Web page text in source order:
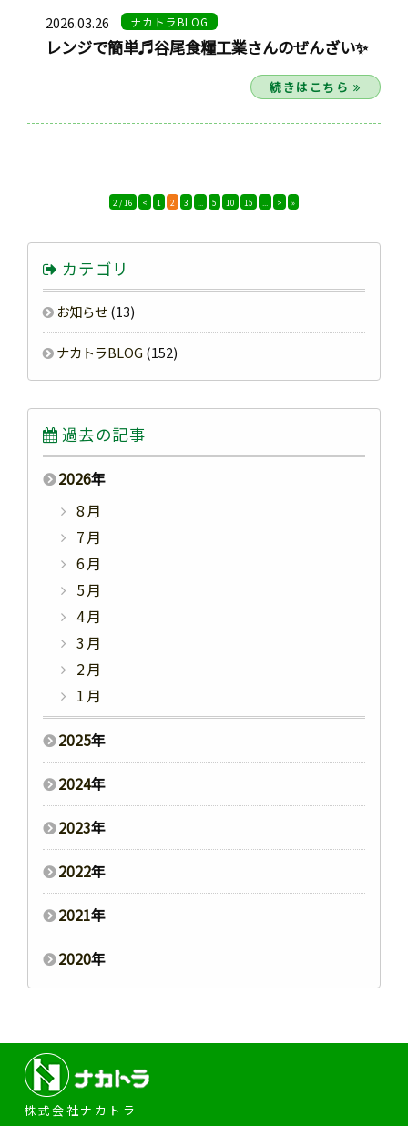
2026.03.26 ナカトラBLOG
レンジで簡単♬谷尾食糧工業さんのぜんざい✨
続きはこちら
2 / 16 < 1 2 3 5 10 15 > »
カテゴリ
お知らせ(13)
ナカトラBLOG (152)
過去の記事
2026年
8月
7月
6月
5月
4月
3月
2月
1月
2025年
2024年
2023年
2022年
2021年
2020年
株式会社ナカトラ